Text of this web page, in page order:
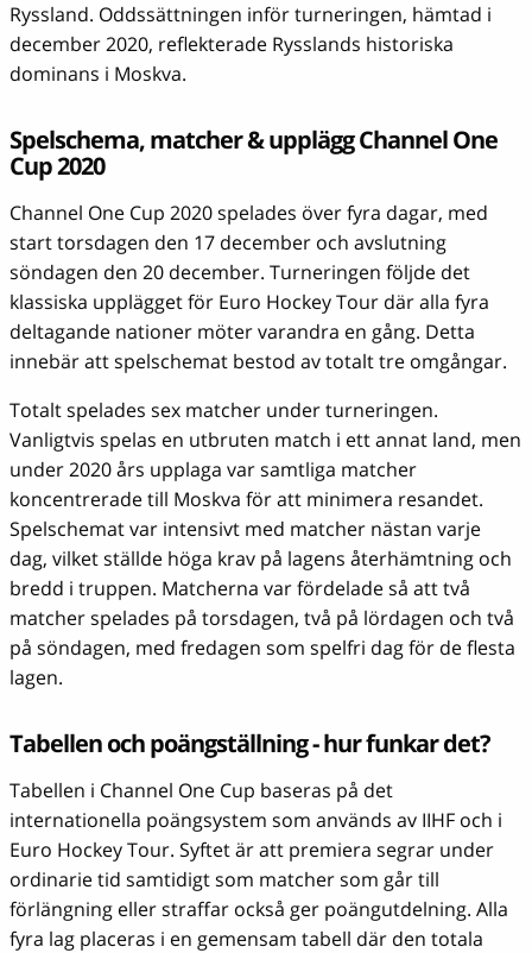
Ryssland. Oddssättningen inför turneringen, hämtad i
december 2020, reflekterade Rysslands historiska
dominans i Moskva.
Spelschema, matcher & upplägg Channel One
Cup 2020
Channel One Cup 2020 spelades över fyra dagar, med
start torsdagen den 17 december och avslutning
söndagen den 20 december. Turneringen följde det
klassiska upplägget för Euro Hockey Tour där alla fyra
deltagande nationer möter varandra en gång. Detta
innebär att spelschemat bestod av totalt tre omgångar.
Totalt spelades sex matcher under turneringen.
Vanligtvis spelas en utbruten match i ett annat land, men
under 2020 års upplaga var samtliga matcher
koncentrerade till Moskva för att minimera resandet.
Spelschemat var intensivt med matcher nästan varje
dag, vilket ställde höga krav på lagens återhämtning och
bredd i truppen. Matcherna var fördelade så att två
matcher spelades på torsdagen, två på lördagen och två
på söndagen, med fredagen som spelfri dag för de flesta
lagen.
Tabellen och poängställning - hur funkar det?
Tabellen i Channel One Cup baseras på det
internationella poängsystem som används av IIHF och i
Euro Hockey Tour. Syftet är att premiera segrar under
ordinarie tid samtidigt som matcher som går till
förlängning eller straffar också ger poängutdelning. Alla
fyra lag placeras i en gemensam tabell där den totala